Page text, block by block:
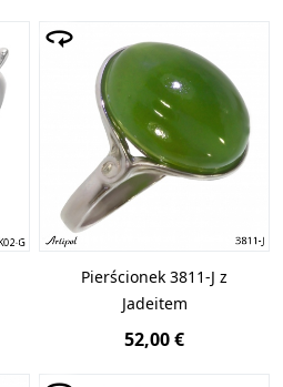
Pierścionek 3811-J z
Jadeitem
52,00 €